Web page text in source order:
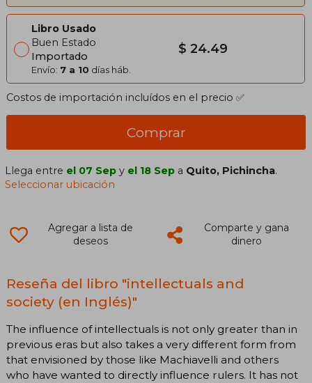
Libro Usado
Buen Estado
Importado
Envío: 7 a 10 días háb.
$ 24.49
Costos de importación incluídos en el precio ✅
Comprar
Llega entre el 07 Sep y el 18 Sep a Quito, Pichincha.
Seleccionar ubicación
Agregar a lista de
deseos
Comparte y gana
dinero
Reseña del libro "intellectuals and
society (en Inglés)"
The influence of intellectuals is not only greater than in
previous eras but also takes a very different form from
that envisioned by those like Machiavelli and others
who have wanted to directly influence rulers. It has not